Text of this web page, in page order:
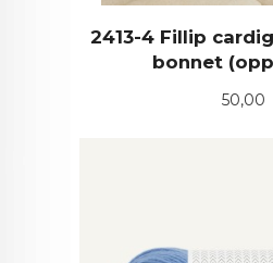
2413-4 Fillip
bonnet
Pris
50,00